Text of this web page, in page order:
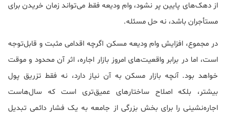
از دهک‌های پایین پر نشود، وام ودیعه فقط می‌تواند زمان خریدن برای
مستأجران باشد، نه حل مسئله.
در مجموع، افزایش وام ودیعه مسکن اگرچه اقدامی مثبت و قابل‌توجه
است، اما در برابر واقعیت‌های امروز بازار اجاره، اثر آن محدود و موقت
خواهد بود. آنچه بازار مسکن به آن نیاز دارد، نه فقط تزریق پول
بیشتر، بلکه اصلاح ساختارهای عمیق‌تری است که سال‌هاست
اجاره‌نشینی را برای بخش بزرگی از جامعه به یک فشار دائمی تبدیل